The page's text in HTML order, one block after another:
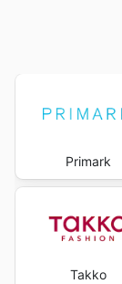
Primark
Takko